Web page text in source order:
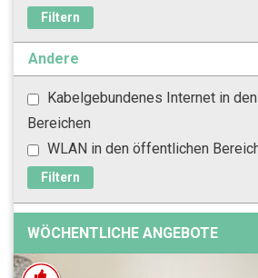
Filtern
Andere
Kabelgebundenes Internet in
Bereichen
WLAN in den öffentlichen
Filtern
WÖCHENTLICHE ANGEBOTE